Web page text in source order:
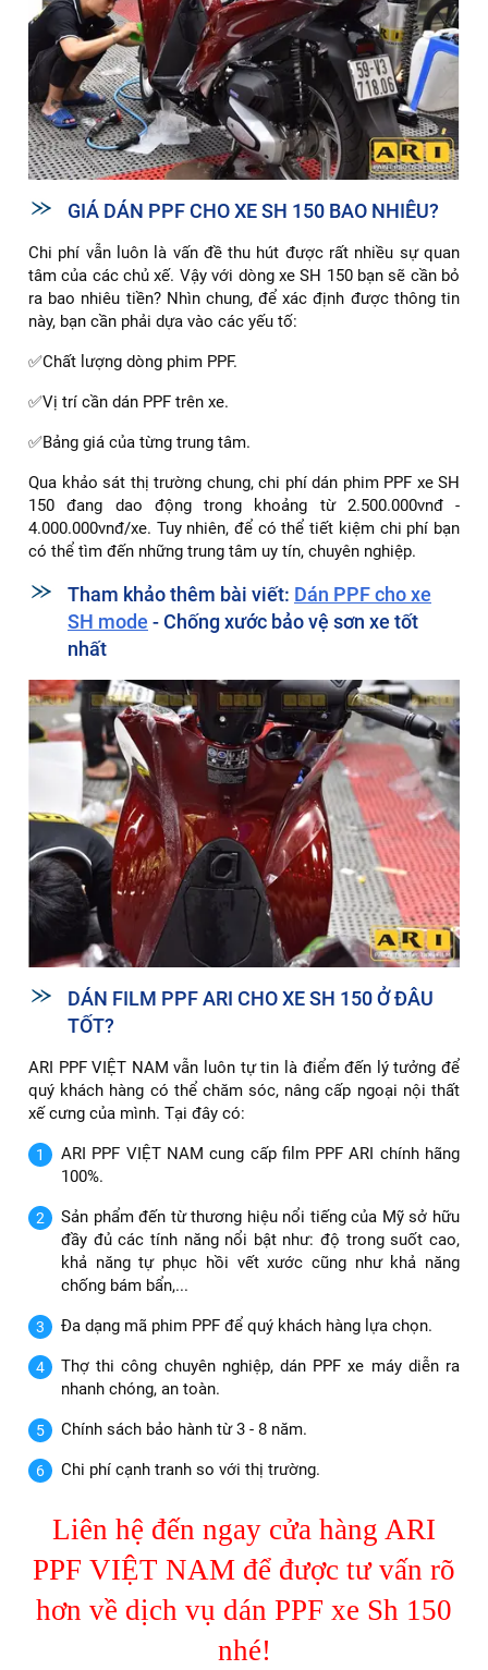
GIÁ DÁN PPF CHO XE SH 150 BAO NHIÊU?
Chi phí vẫn luôn là vấn đề thu hút được rất nhiều sự quan
tâm của các chủ xế. Vậy với dòng xe SH 150 bạn sẽ cần bỏ
ra bao nhiêu tiền? Nhìn chung, để xác định được thông tin
này, bạn cần phải dựa vào các yếu tố:
✅Chất lượng dòng phim PPF.
✅Vị trí cần dán PPF trên xe.
✅Bảng giá của từng trung tâm.
Qua khảo sát thị trường chung, chi phí dán phim PPF xe SH
150 đang dao động trong khoảng từ 2.500.000vnđ -
4.000.000vnđ/xe. Tuy nhiên, để có thể tiết kiệm chi phí bạn
có thể tìm đến những trung tâm uy tín, chuyên nghiệp.
Tham khảo thêm bài viết: Dán PPF cho xe
SH mode - Chống xước bảo vệ sơn xe tốt
nhất
DÁN FILM PPF ARI CHO XE SH 150 Ở ĐÂU
TỐT?
ARI PPF VIỆT NAM vẫn luôn tự tin là điểm đến lý tưởng để
quý khách hàng có thể chăm sóc, nâng cấp ngoại nội thất
xế cưng của mình. Tại đây có:
ARI PPF VIỆT NAM cung cấp film PPF ARI chính hãng
100%.
Sản phẩm đến từ thương hiệu nổi tiếng của Mỹ sở hữu
đầy đủ các tính năng nổi bật như: độ trong suốt cao,
khả năng tự phục hồi vết xước cũng như khả năng
chống bám bẩn,...
Đa dạng mã phim PPF để quý khách hàng lựa chọn.
Thợ thi công chuyên nghiệp, dán PPF xe máy diễn ra
nhanh chóng, an toàn.
Chính sách bảo hành từ 3 - 8 năm.
Chi phí cạnh tranh so với thị trường.
Liên hệ đến ngay cửa hàng ARI
PPF VIỆT NAM để được tư vấn rõ
hơn về dịch vụ dán PPF xe Sh 150
nhé!